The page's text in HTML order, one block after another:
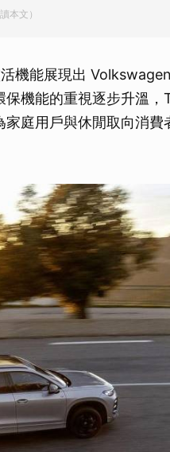
本文）
機能展現出
機能的重視逐步升溫
庭用戶與休閒取向消費